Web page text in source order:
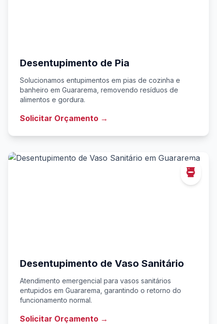
Desentupimento de Pia
Solucionamos entupimentos em pias de cozinha e
banheiro em Guararema, removendo resíduos de
alimentos e gordura.
Solicitar Orçamento →
Desentupimento de Vaso Sanitário
Atendimento emergencial para vasos sanitários
entupidos em Guararema, garantindo o retorno do
funcionamento normal.
Solicitar Orçamento →